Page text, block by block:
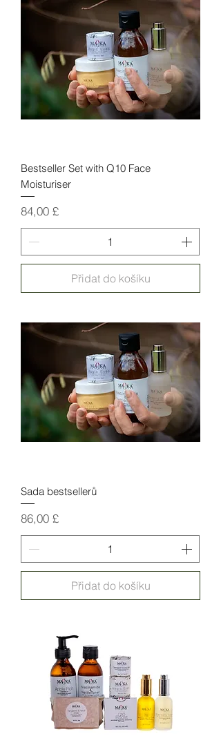
Bestseller Set with Q10 Face
Moisturiser
Cena
84,00 £
Přidat do košíku
Sada bestsellerů
Cena
86,00 £
Přidat do košíku